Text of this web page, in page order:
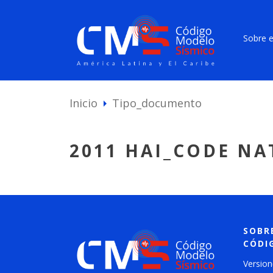
Sobre
Inicio arrow_right Tipo_documento
2011 HAI_CODE